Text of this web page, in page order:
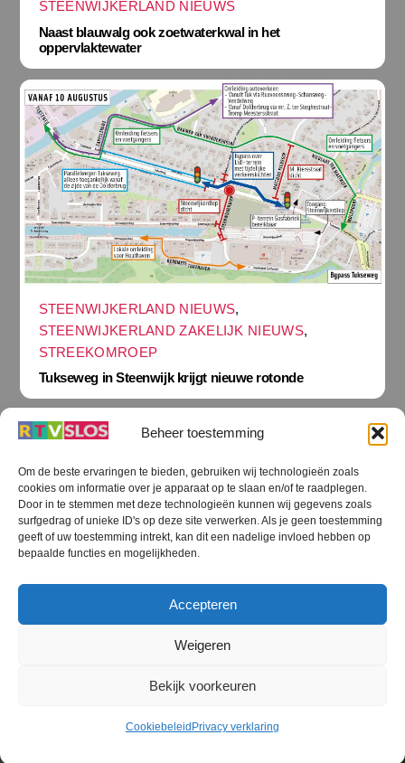
Beheer toestemming
Om de beste ervaringen te bieden, gebruiken wij technologieën zoals
cookies om informatie over je apparaat op te slaan en/of te raadplegen.
Door in te stemmen met deze technologieën kunnen wij gegevens zoals
surfgedrag of unieke ID's op deze site verwerken. Als je geen toestemming
geeft of uw toestemming intrekt, kan dit een nadelige invloed hebben op
bepaalde functies en mogelijkheden.
Accepteren
Weigeren
Bekijk voorkeuren
Cookiebeleid Privacy verklaring
STEENWIJKERLAND NIEUWS
Naast blauwalg ook zoetwaterkwal in het
oppervlaktewater
STEENWIJKERLAND NIEUWS,
STEENWIJKERLAND ZAKELIJK NIEUWS,
STREEKOMROEP
Tukseweg in Steenwijk krijgt nieuwe rotonde
Terug
naar
boven
RTV SLOS
RTV SLOS ANBI